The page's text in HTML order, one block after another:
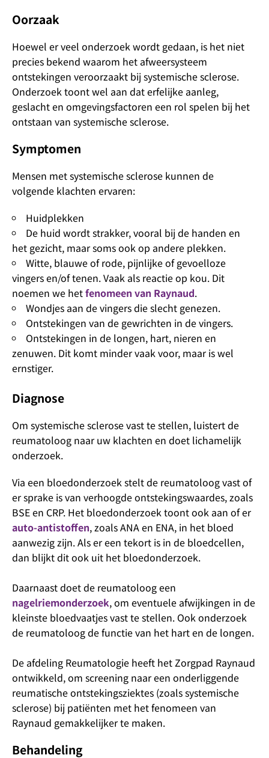
Oorzaak
Hoewel er veel onderzoek wordt gedaan, is het niet
precies bekend waarom het afweersysteem
ontstekingen veroorzaakt bij systemische sclerose.
Onderzoek toont wel aan dat erfelijke aanleg,
geslacht en omgevingsfactoren een rol spelen bij het
ontstaan van systemische sclerose.
Symptomen
Mensen met systemische sclerose kunnen de
volgende klachten ervaren:
Huidplekken
De huid wordt strakker, vooral bij de handen en
het gezicht, maar soms ook op andere plekken.
Witte, blauwe of rode, pijnlijke of gevoelloze
vingers en/of tenen. Vaak als reactie op kou. Dit
noemen we hetfenomeen van Raynaud.
Wondjes aan de vingers die slecht genezen.
Ontstekingen van de gewrichten in de vingers.
Ontstekingen in de longen, hart, nieren en
zenuwen. Dit komt minder vaak voor, maar is wel
ernstiger.
Diagnose
Om systemische sclerose vast te stellen, luistert de
reumatoloog naar uw klachten en doet lichamelijk
onderzoek.
Via een bloedonderzoek stelt de reumatoloog vast of
er sprake is van verhoogde ontstekingswaardes, zoals
BSE en CRP. Het bloedonderzoek toont ook aan of er
auto-antistoffen, zoals ANA en ENA, in het bloed
aanwezig zijn. Als er een tekort is in de bloedcellen,
dan blijkt dit ook uit het bloedonderzoek.
Daarnaast doet de reumatoloog een
nagelriemonderzoek, om eventuele afwijkingen in de
kleinste bloedvaatjes vast te stellen. Ook onderzoek
de reumatoloog de functie van het hart en de longen.
De afdeling Reumatologie heeft het Zorgpad Raynaud
ontwikkeld, om screening naar een onderliggende
reumatische ontstekingsziektes (zoals systemische
sclerose) bij patiënten met het fenomeen van
Raynaud gemakkelijker te maken.
Behandeling